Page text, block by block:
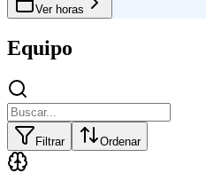
Ver horas
Equipo
Filtrar Ordenar